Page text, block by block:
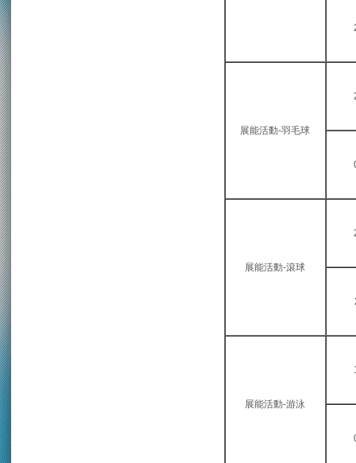
展能活動-羽毛球
展能活動-滾球
展能活動-游泳